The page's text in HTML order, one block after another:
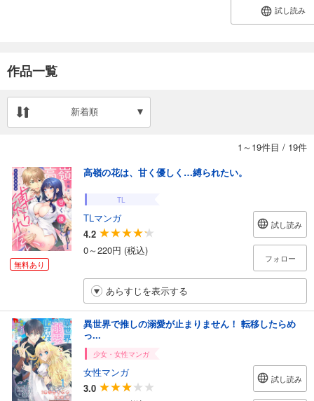
試し読み
作品一覧
新着順
1～19件目 / 19件
無料あり
高嶺の花は、甘く優しく…縛られたい。
TL
TLマンガ
4.2
0～220円 (税込)
試し読み
フォロー
あらすじを表示する
異世界で推しの溺愛が止まりません！ 転移したらめ
っ...
少女・女性マンガ
女性マンガ
3.0
試し読み